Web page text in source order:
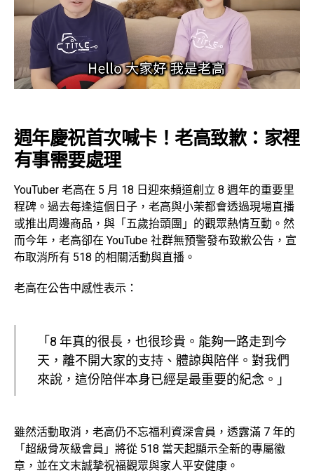
週年慶祝首次喊卡！老高致歉：家裡
有事需要處理
YouTuber 老高在 5 月 18 日迎來頻道創立 8 週年的重要里
程碑。過去每逢這個日子，老高與小茉都會透過現場直播
或推出周邊商品，與「五歲抬頭團」的觀眾熱情互動。然
而今年，老高卻在 YouTube 社群無預警發布致歉公告，宣
布取消所有 518 的相關活動與直播。
老高在公告中感性表示：
「8 年真的很長，也很珍貴。能夠一路走到今
天，離不開大家的支持、體諒與陪伴。對我們
來說，這份陪伴本身已經是最重要的紀念。」
雖然活動取消，老高仍不忘福利資深會員，透露滿 7 年的
「超級骨灰級會員」將從 518 當天起顯示全新的專屬徽
章，並在文末誠摯祝福觀眾與家人平安健康。